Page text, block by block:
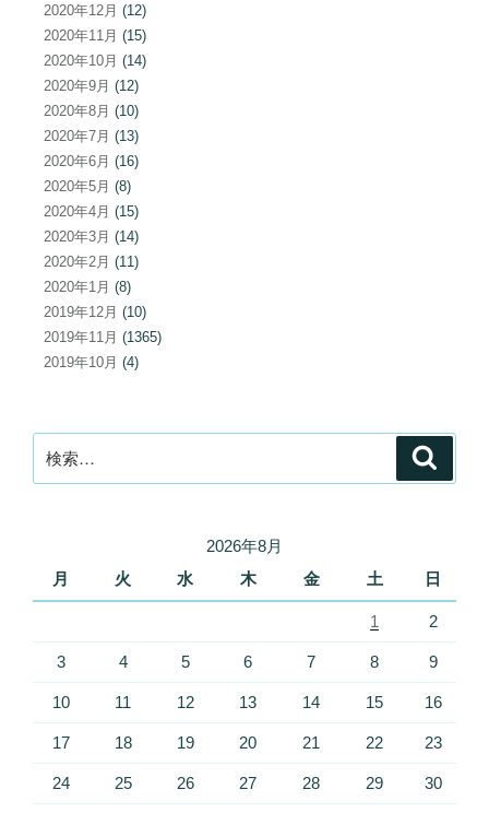
2020年12月 (12)
2020年11月 (15)
2020年10月 (14)
2020年9月 (12)
2020年8月 (10)
2020年7月 (13)
2020年6月 (16)
2020年5月 (8)
2020年4月 (15)
2020年3月 (14)
2020年2月 (11)
2020年1月 (8)
2019年12月 (10)
2019年11月 (1365)
2019年10月 (4)
索:
2026年8月
月
火 水 木 金 土 日
1 2
3 4 5 6 7 8 9
10 11 12 13 14 15 16
17 18 19 20 21 22 23
24 25 26 27 28 29 30